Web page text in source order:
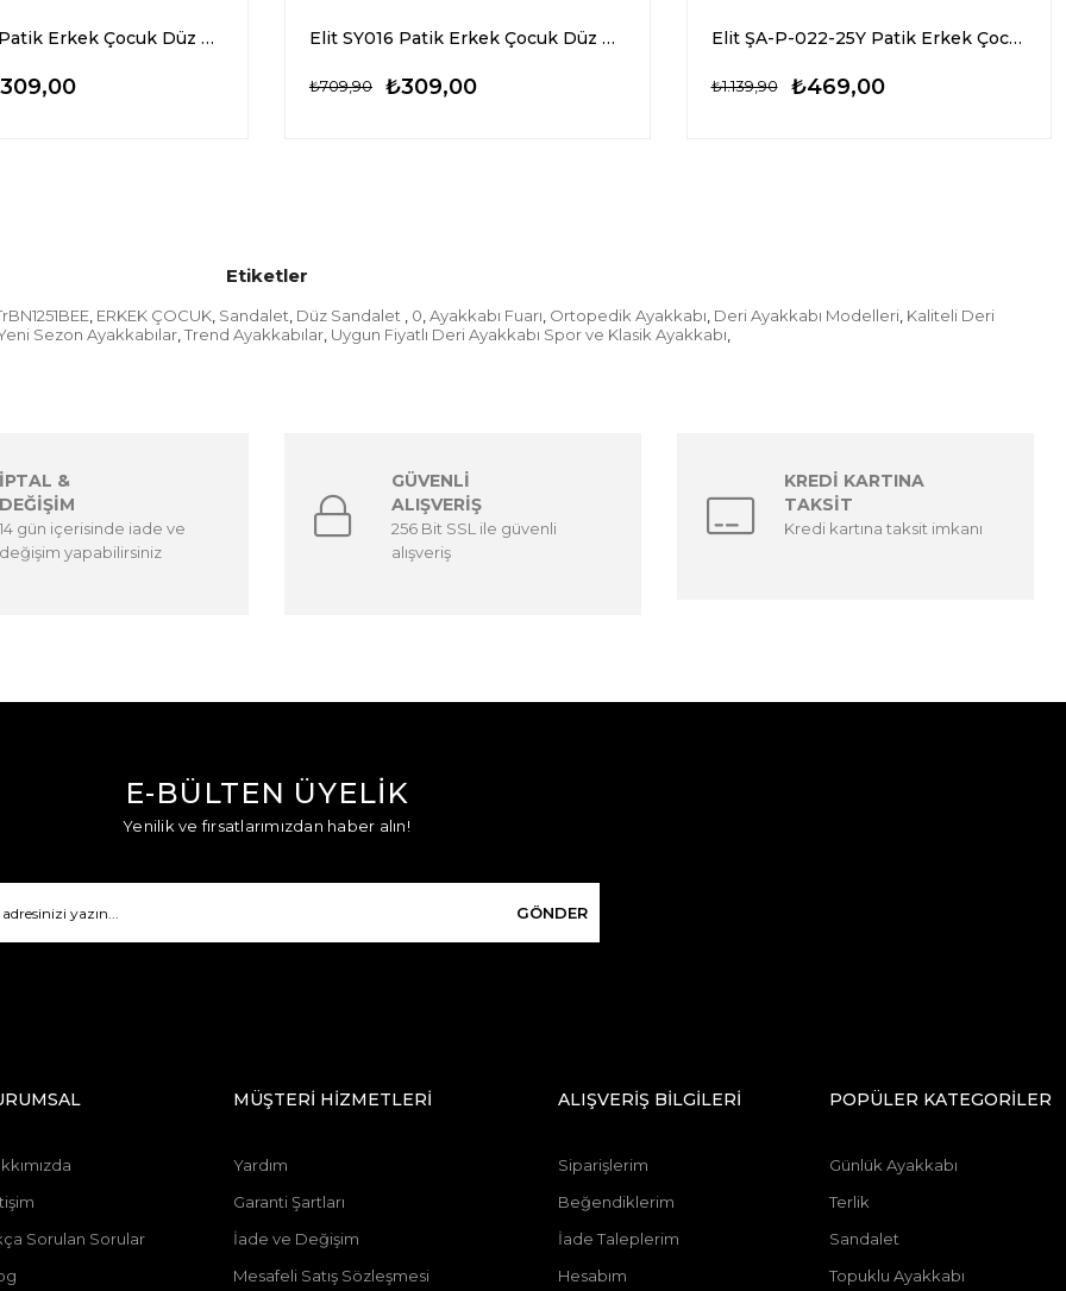
Elit SY016 Patik Erkek Çocuk Düz Sandalet Füme Elit SY016 Patik Erkek Çocuk Düz Sandalet Mavi
₺309,00
₺709,90
Elit ŞA-P-022-25Y Patik Erkek Çocuk Düz Sandalet Gri
₺469,00
₺1.139,90
Etiketler
, ERKEK ÇOCUK, Sandalet, Düz Sandalet , 0, Ayakkabı Fuarı, Ortopedik Ayakkabı, Deri Ayakkabı Modelleri, Kaliteli Deri
Sezon Ayakkabılar, Trend Ayakkabılar, Uygun Fiyatlı Deri Ayakkabı Spor ve Klasik Ayakkabı,
İPTAL &
DEĞİŞİM
14 gün içerisinde iade ve
değişim yapabilirsiniz
GÜVENLİ
ALIŞVERİŞ
256 Bit SSL ile güvenli
alışveriş
KREDİ KARTINA
TAKSİT
Kredi kartına taksit imkanı
E-BÜLTEN ÜYELİK
Yenilik ve fırsatlarımızdan haber alın!
GÖNDER
Sorulan Sorular
MÜŞTERİ HİZMETLERİ
Yardım
Garanti Şartları
İade ve Değişim
Mesafeli Satış Sözleşmesi
ALIŞVERİŞ BİLGİLERİ
Siparişlerim
Beğendiklerim
İade Taleplerim
Hesabım
POPÜLER KATEGORİLER
Günlük Ayakkabı
Terlik
Sandalet
Topuklu Ayakkabı